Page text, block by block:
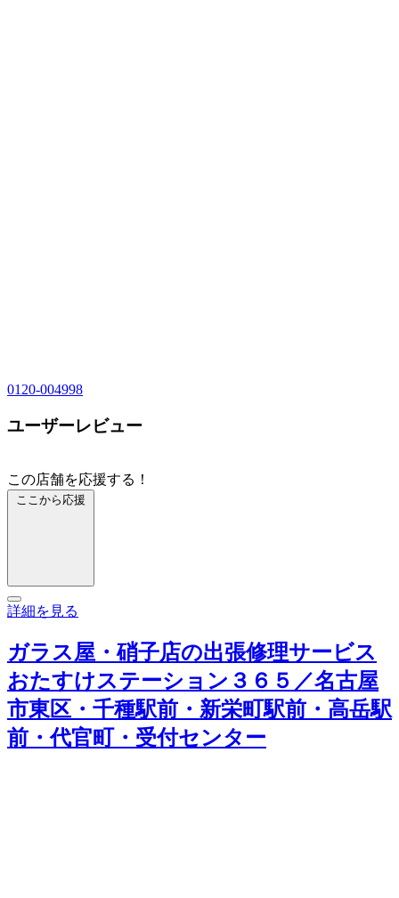
0120-004998
ユーザーレビュー
この店舗を応援する！
ここから応援
詳細を見る
ガラス屋・硝子店の出張修理サービス
おたすけステーション３６５／名古屋
市東区・千種駅前・新栄町駅前・高岳駅
前・代官町・受付センター